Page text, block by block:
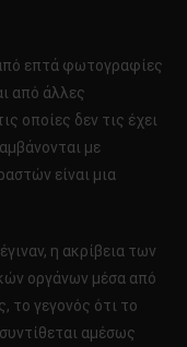
επτά φωτογραφίες
από άλλες
οποίες δεν τις έχει
με
είναι μια
η ακρίβεια των
οργάνων μέσα από
το γεγονός ότι το
αμέσως